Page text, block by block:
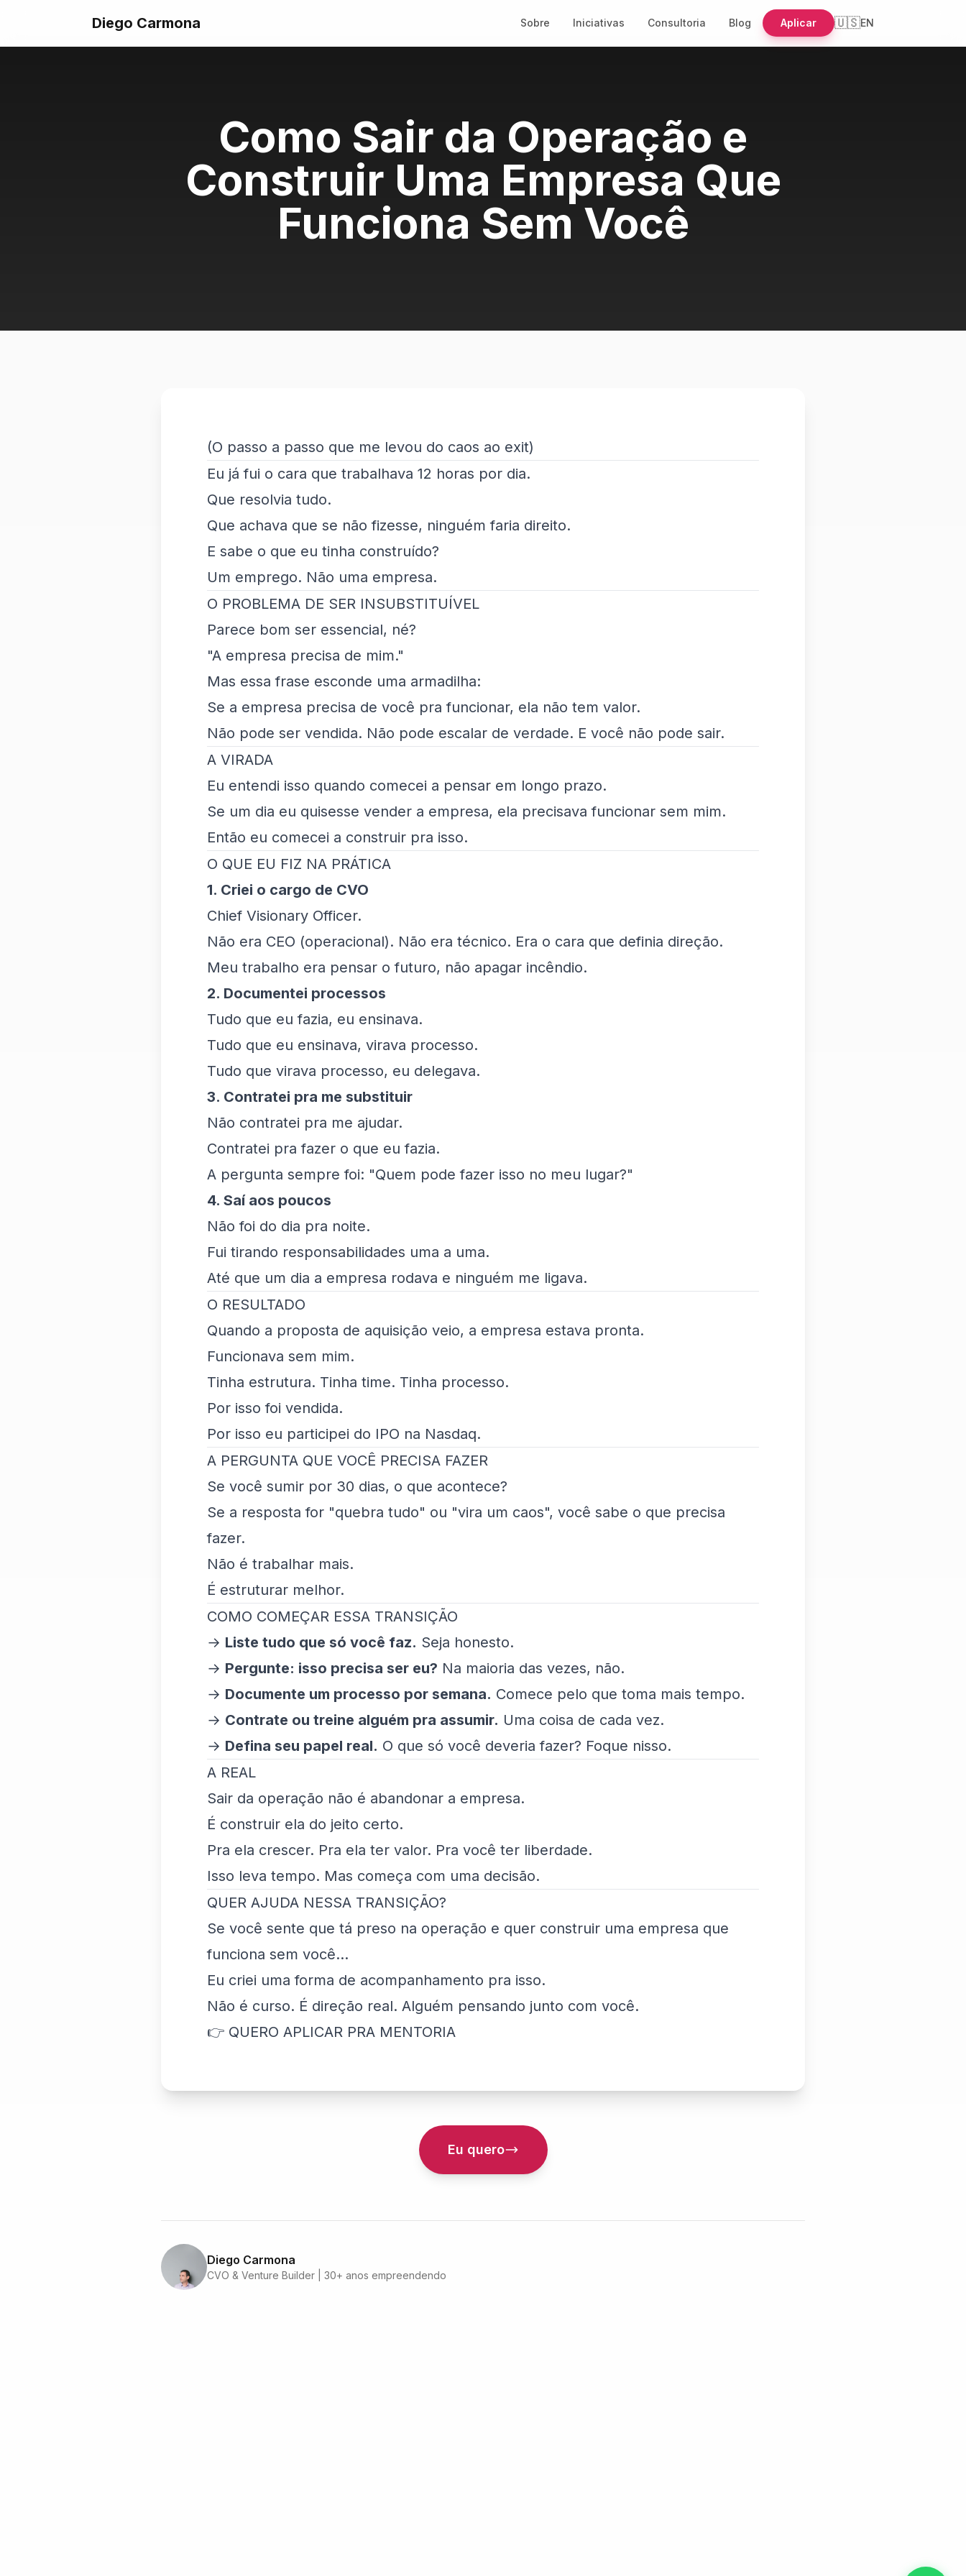
Diego Carmona Sobre Iniciativas Consultoria Blog Aplicar 🇺🇸EN
Como Sair da Operação e
Construir Uma Empresa Que
Funciona Sem Você
(O passo a passo que me levou do caos ao exit)
Eu já fui o cara que trabalhava 12 horas por dia.
Que resolvia tudo.
Que achava que se não fizesse, ninguém faria direito.
E sabe o que eu tinha construído?
Um emprego. Não uma empresa.
O PROBLEMA DE SER INSUBSTITUÍVEL
Parece bom ser essencial, né?
"A empresa precisa de mim."
Mas essa frase esconde uma armadilha:
Se a empresa precisa de você pra funcionar, ela não tem valor.
Não pode ser vendida. Não pode escalar de verdade. E você não pode sair.
A VIRADA
Eu entendi isso quando comecei a pensar em longo prazo.
Se um dia eu quisesse vender a empresa, ela precisava funcionar sem mim.
Então eu comecei a construir pra isso.
O QUE EU FIZ NA PRÁTICA
1. Criei o cargo de CVO
Chief Visionary Officer.
Não era CEO (operacional). Não era técnico. Era o cara que definia direção.
Meu trabalho era pensar o futuro, não apagar incêndio.
2. Documentei processos
Tudo que eu fazia, eu ensinava.
Tudo que eu ensinava, virava processo.
Tudo que virava processo, eu delegava.
3. Contratei pra me substituir
Não contratei pra me ajudar.
Contratei pra fazer o que eu fazia.
A pergunta sempre foi: "Quem pode fazer isso no meu lugar?"
4. Saí aos poucos
Não foi do dia pra noite.
Fui tirando responsabilidades uma a uma.
Até que um dia a empresa rodava e ninguém me ligava.
O RESULTADO
Quando a proposta de aquisição veio, a empresa estava pronta.
Funcionava sem mim.
Tinha estrutura. Tinha time. Tinha processo.
Por isso foi vendida.
Por isso eu participei do IPO na Nasdaq.
A PERGUNTA QUE VOCÊ PRECISA FAZER
Se você sumir por 30 dias, o que acontece?
Se a resposta for "quebra tudo" ou "vira um caos", você sabe o que precisa
fazer.
Não é trabalhar mais.
É estruturar melhor.
COMO COMEÇAR ESSA TRANSIÇÃO
→ Liste tudo que só você faz. Seja honesto.
→ Pergunte: isso precisa ser eu? Na maioria das vezes, não.
→ Documente um processo por semana. Comece pelo que toma mais tempo.
→ Contrate ou treine alguém pra assumir. Uma coisa de cada vez.
→ Defina seu papel real. O que só você deveria fazer? Foque nisso.
A REAL
Sair da operação não é abandonar a empresa.
É construir ela do jeito certo.
Pra ela crescer. Pra ela ter valor. Pra você ter liberdade.
Isso leva tempo. Mas começa com uma decisão.
QUER AJUDA NESSA TRANSIÇÃO?
Se você sente que tá preso na operação e quer construir uma empresa que
funciona sem você...
Eu criei uma forma de acompanhamento pra isso.
Não é curso. É direção real. Alguém pensando junto com você.
👉 QUERO APLICAR PRA MENTORIA
Eu quero
Diego Carmona
CVO & Venture Builder | 30+ anos empreendendo